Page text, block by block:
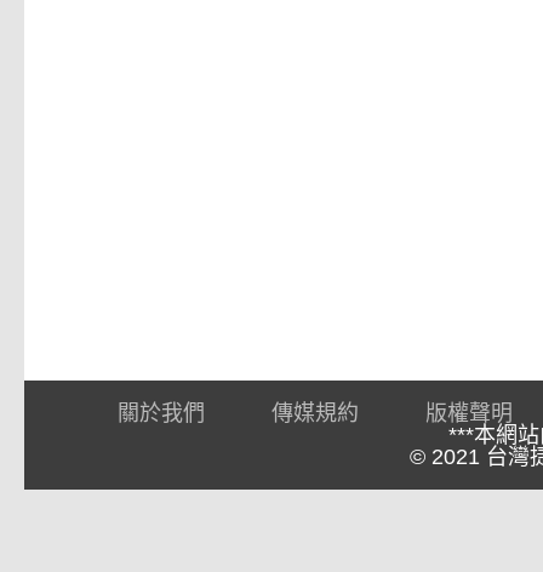
關於我們 傳媒規約
版權聲明
***本網
© 2021 台灣